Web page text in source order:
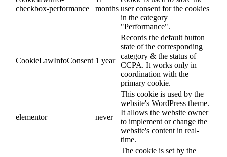
checkbox-performance
months user consent for the cookies
in the category
"Performance".
CookieLawInfoConsent 1 year
Records the default button
state of the corresponding
category & the status of
CCPA. It works only in
coordination with the
primary cookie.
elementor never
This cookie is used by the
website's WordPress theme.
It allows the website owner
to implement or change the
website's content in real-
time.
The cookie is set by the